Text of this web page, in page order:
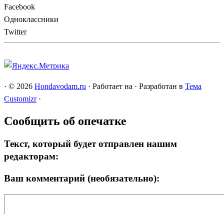
Facebook
Одноклассники
Twitter
· © 2026 Hondavodam.ru · Работает на · Разработан в Тема
Customizr ·
Сообщить об опечатке
Текст, который будет отправлен нашим
редакторам:
Ваш комментарий (необязательно):